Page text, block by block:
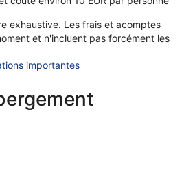
exhaustive. Les frais et acomptes
et n'incluent pas forcément les
importantes